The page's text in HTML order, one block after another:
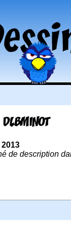
DLBMINOT
de description